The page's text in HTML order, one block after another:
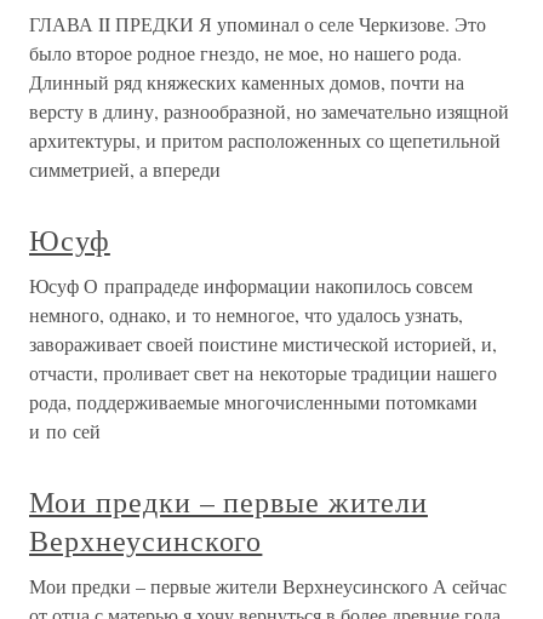
ГЛАВА II ПРЕДКИ Я упоминал о селе Черкизове. Это
было второе родное гнездо, не мое, но нашего рода.
Длинный ряд княжеских каменных домов, почти на
версту в длину, разнообразной, но замечательно изящной
архитектуры, и притом расположенных со щепетильной
симметрией, а впереди
Юсуф
Юсуф О прапрадеде информации накопилось совсем
немного, однако, и то немногое, что удалось узнать,
завораживает своей поистине мистической историей, и,
отчасти, проливает свет на некоторые традиции нашего
рода, поддерживаемые многочисленными потомками
и по сей
Мои предки – первые жители
Верхнеусинского
Мои предки – первые жители Верхнеусинского А сейчас